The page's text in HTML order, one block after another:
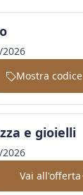
••••••
Mostra codice
e gioielli
Vai all'offerta